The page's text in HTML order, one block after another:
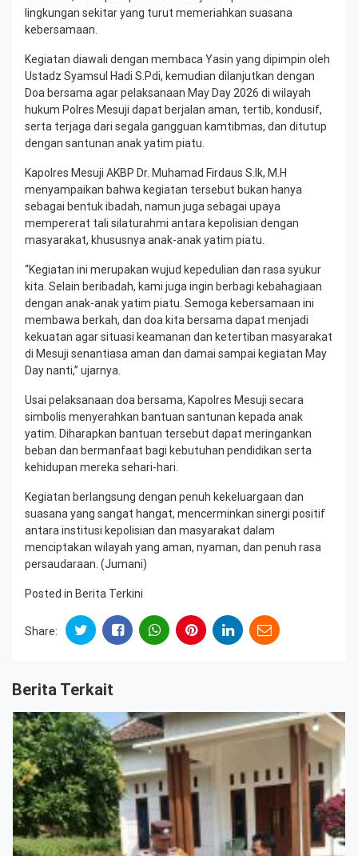
lingkungan sekitar yang turut memeriahkan suasana
kebersamaan.
Kegiatan diawali dengan membaca Yasin yang dipimpin oleh
Ustadz Syamsul Hadi S.Pdi, kemudian dilanjutkan dengan
Doa bersama agar pelaksanaan May Day 2026 di wilayah
hukum Polres Mesuji dapat berjalan aman, tertib, kondusif,
serta terjaga dari segala gangguan kamtibmas, dan ditutup
dengan santunan anak yatim piatu.
Kapolres Mesuji AKBP Dr. Muhamad Firdaus S.Ik, M.H
menyampaikan bahwa kegiatan tersebut bukan hanya
sebagai bentuk ibadah, namun juga sebagai upaya
mempererat tali silaturahmi antara kepolisian dengan
masyarakat, khususnya anak-anak yatim piatu.
“Kegiatan ini merupakan wujud kepedulian dan rasa syukur
kita. Selain beribadah, kami juga ingin berbagi kebahagiaan
dengan anak-anak yatim piatu. Semoga kebersamaan ini
membawa berkah, dan doa kita bersama dapat menjadi
kekuatan agar situasi keamanan dan ketertiban masyarakat
di Mesuji senantiasa aman dan damai sampai kegiatan May
Day nanti,” ujarnya.
Usai pelaksanaan doa bersama, Kapolres Mesuji secara
simbolis menyerahkan bantuan santunan kepada anak
yatim. Diharapkan bantuan tersebut dapat meringankan
beban dan bermanfaat bagi kebutuhan pendidikan serta
kehidupan mereka sehari-hari.
Kegiatan berlangsung dengan penuh kekeluargaan dan
suasana yang sangat hangat, mencerminkan sinergi positif
antara institusi kepolisian dan masyarakat dalam
menciptakan wilayah yang aman, nyaman, dan penuh rasa
persaudaraan. (Jumani)
Posted in Berita Terkini
Share:
Berita Terkait